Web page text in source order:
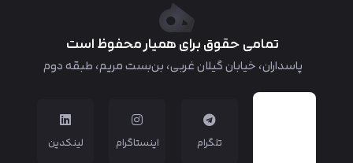
تمامی حقوق برای همیار محفوظ است
پاسداران، خیابان گیلان غربی، بن‌بست مریم، طبقه دوم
تلگرام اینستاگرام لینکدین